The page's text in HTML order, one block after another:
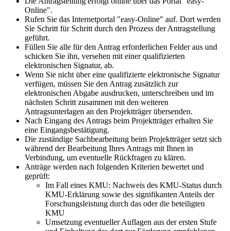
Online".
Rufen Sie das Internetportal "easy-Online" auf. Dort werden
Sie Schritt für Schritt durch den Prozess der Antragstellung
geführt.
Füllen Sie alle für den Antrag erforderlichen Felder aus und
schicken Sie ihn, versehen mit einer qualifizierten
elektronischen Signatur, ab.
Wenn Sie nicht über eine qualifizierte elektronische Signatur
verfügen, müssen Sie den Antrag zusätzlich zur
elektronischen Abgabe ausdrucken, unterschreiben und im
nächsten Schritt zusammen mit den weiteren
Antragsunterlagen an den Projektträger übersenden.
Nach Eingang des Antrags beim Projektträger erhalten Sie
eine Eingangsbestätigung.
Die zuständige Sachbearbeitung beim Projektträger setzt sich
während der Bearbeitung Ihres Antrags mit Ihnen in
Verbindung, um eventuelle Rückfragen zu klären.
Anträge werden nach folgenden Kriterien bewertet und
geprüft:
Im Fall eines KMU: Nachweis des KMU-Status durch
KMU-Erklärung sowie des signifikanten Anteils der
Forschungsleistung durch das oder die beteiligten
KMU
Umsetzung eventueller Auflagen aus der ersten Stufe